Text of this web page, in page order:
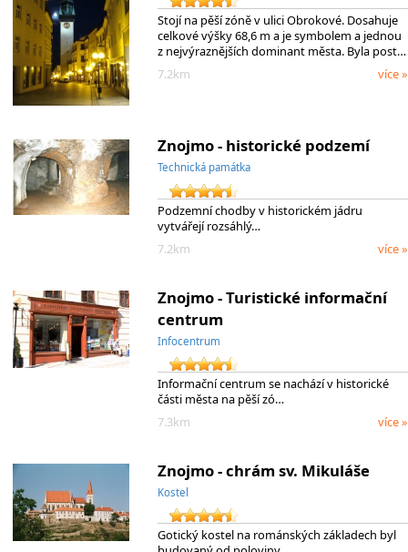
Stojí na pěší zóně v ulici Obrokové. Dosahuje
celkové výšky 68,6 m a je symbolem a jednou
z nejvýraznějších dominant města. Byla post…
7.2km
více »
Znojmo - historické podzemí
Technická památka
Podzemní chodby v historickém jádru
vytvářejí rozsáhlý…
7.2km
více »
Znojmo - Turistické informační
centrum
Infocentrum
Informační centrum se nachází v historické
části města na pěší zó…
7.3km
více »
Znojmo - chrám sv. Mikuláše
Kostel
Gotický kostel na románských základech byl